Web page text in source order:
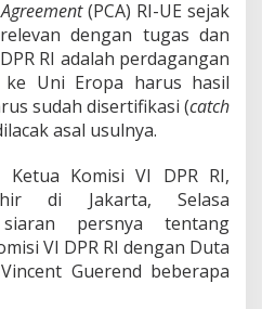
Agreement(PCA) RI-UE sejak
dengan tugas dan
RI adalah perdagangan
Uni Eropa harus hasil
sudah disertifikasi (catch
asal usulnya.
Ketua Komisi VI DPR RI,
di Jakarta, Selasa
persnya tentang
VI DPR RI dengan Duta
Guerend beberapa